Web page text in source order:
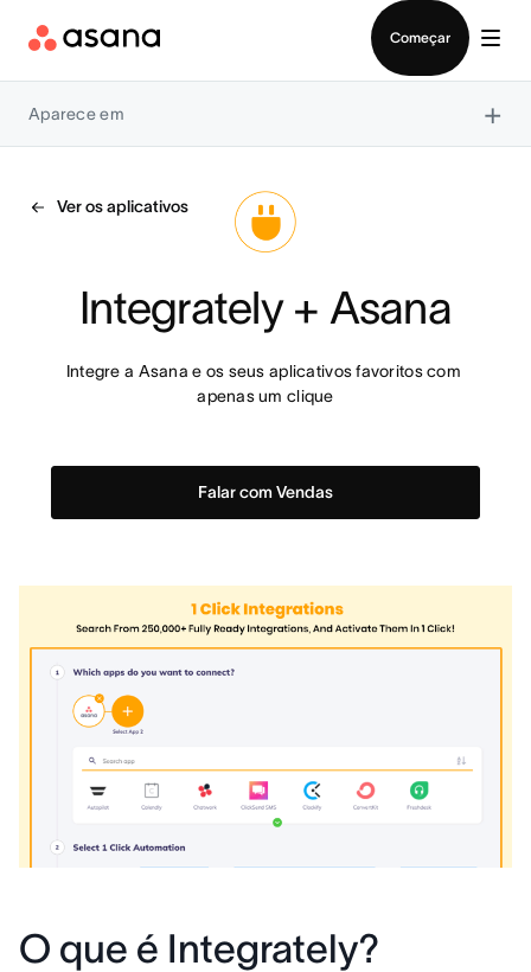
Começar
Aparece em ×
Ver os aplicativos
Integrately + Asana
Integre a Asana e os seus aplicativos favoritos com
apenas um clique
Falar com Vendas
O que é Integrately?